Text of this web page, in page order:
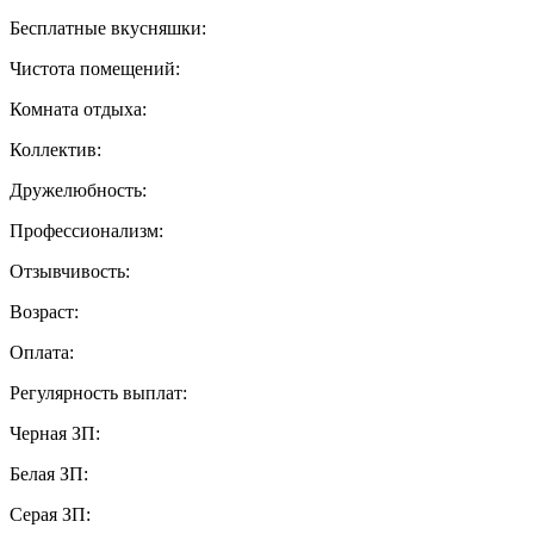
Бесплатные вкусняшки:
Чистота помещений:
Комната отдыха:
Коллектив:
Дружелюбность:
Профессионализм:
Отзывчивость:
Возраст:
Оплата:
Регулярность выплат:
Черная ЗП:
Белая ЗП:
Серая ЗП: